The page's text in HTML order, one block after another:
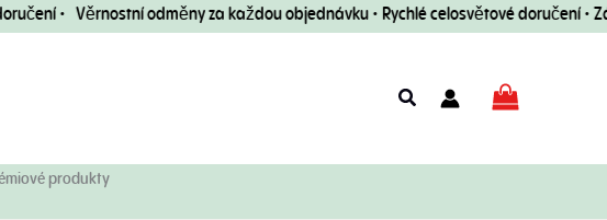
• Věrnostní odměny za každou objednávku • Rychlé celosvětové doručení •
Vyhledávání
produkty